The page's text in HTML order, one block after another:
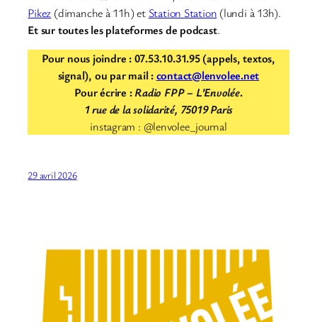
Pikez (dimanche à 11h) et Station Station (lundi à 13h).
Et sur toutes les plateformes de podcast.
Pour nous joindre : 07.53.10.31.95 (appels, textos,
signal), ou par mail :contact@lenvolee.net
Pour écrire :Radio FPP – L’Envolée.
1 rue de la solidarité, 75019 Paris
instagram : @lenvolee_journal
29 avril 2026